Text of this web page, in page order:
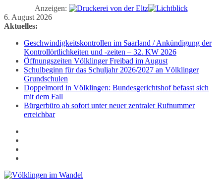
Anzeigen:
Zum
Inhalt
6. August 2026
Aktuelles:
Geschwindigkeitskontrollen im Saarland / Ankündigung der
Kontrollörtlichkeiten und -zeiten – 32. KW 2026
Öffnungszeiten Völklinger Freibad im August
Schulbeginn für das Schuljahr 2026/2027 an Völklinger
Grundschulen
Doppelmord in Völklingen: Bundesgerichtshof befasst sich
mit dem Fall
Bürgerbüro ab sofort unter neuer zentraler Rufnummer
erreichbar